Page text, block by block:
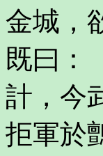
金城，
既曰：
計，今
拒軍於